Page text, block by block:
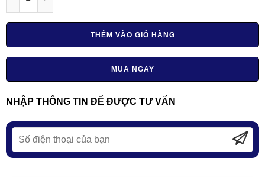
THÊM VÀO GIỎ HÀNG
MUA NGAY
NHẬP THÔNG TIN ĐỂ ĐƯỢC TƯ VẤN